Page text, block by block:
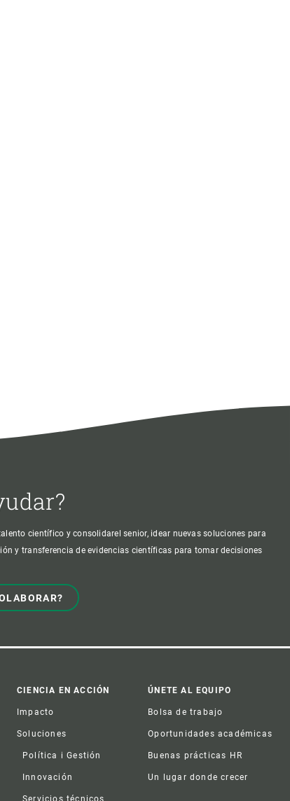
científico y consolidarel senior, idear nuevas soluciones para
y transferencia de evidencias científicas para tomar decisiones
CIENCIA EN ACCIÓN
Impacto
Soluciones
Política i Gestión
Innovación
Servicios técnicos
ÚNETE AL EQUIPO
Bolsa de trabajo
Oportunidades académicas
Buenas prácticas HR
Un lugar donde crecer